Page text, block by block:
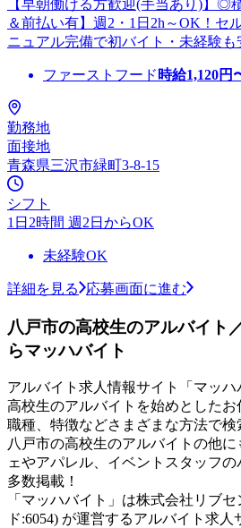
【早朝働ける方歓迎(手当あり)】
＆前払い有】週2・1日2h～OK！セ
ニュアル完備で初バイト・未経験も
ファーストフード 時給1,120円
勤務地
面接地
青森県三沢市緑町3-8-15
シフト
1日2時間 週2日からOK
未経験OK
詳細を見る 応募画面に進む
八戸市の高校生のアルバイト
らマッハバイト
アルバイト求人情報サイト「マッ
高校生のアルバイトを始めとしたお
職種、特徴などさまざまな方法で検
八戸市の高校生のアルバイトの他
ェやアパレル、イベントスタッフ
多数掲載！
「マッハバイト」は株式会社リブ
ド:6054) が運営するアルバイト求